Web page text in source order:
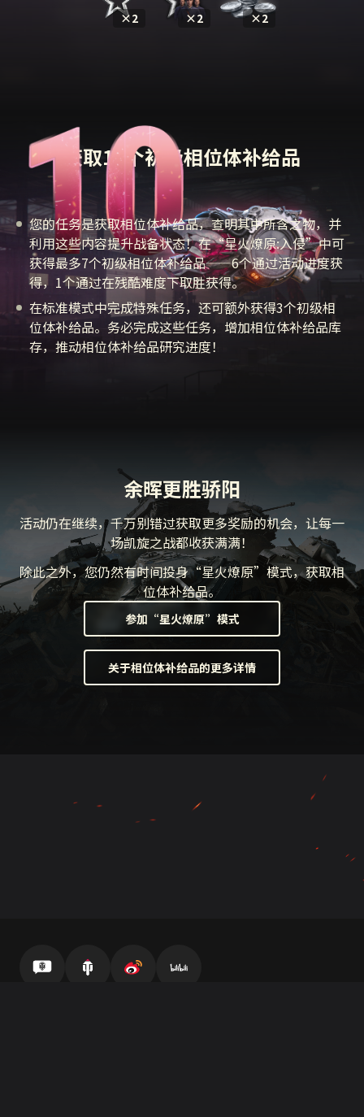
×2 ×2 ×2
获取10个初级相位体补给品
您的任务是获取相位体补给品，查明其中所含之物，并
利用这些内容提升战备状态！在“星火燎原:入侵”中可
获得最多7个初级相位体补给品——6个通过活动进度获
得，1个通过在残酷难度下取胜获得。
在标准模式中完成特殊任务，还可额外获得3个初级相
位体补给品。务必完成这些任务，增加相位体补给品库
存，推动相位体补给品研究进度！
余晖更胜骄阳
活动仍在继续，千万别错过获取更多奖励的机会，让每一
场凯旋之战都收获满满！
除此之外，您仍然有时间投身“星火燎原”模式，获取相
位体补给品。
参加“星火燎原”模式
关于相位体补给品的更多详情